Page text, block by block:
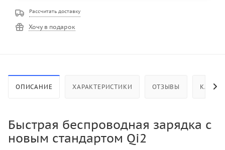
Рассчитать доставку
Хочу в подарок
ОПИСАНИЕ ХАРАКТЕРИСТИКИ ОТЗЫВЫ КАК
Быстрая беспроводная зарядка с
новым стандартом Qi2